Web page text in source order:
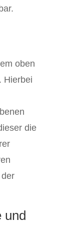
oben
Hierbei
die
und